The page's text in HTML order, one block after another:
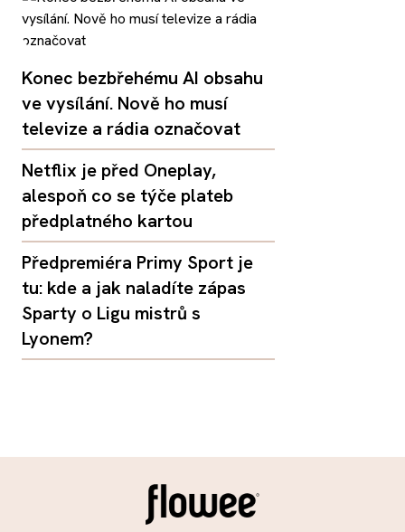
Konec bezbřehému AI obsahu
ve vysílání. Nově ho musí
televize a rádia označovat
Netflix je před Oneplay,
alespoň co se týče plateb
předplatného kartou
Předpremiéra Primy Sport je
tu: kde a jak naladíte zápas
Sparty o Ligu mistrů s
Lyonem?